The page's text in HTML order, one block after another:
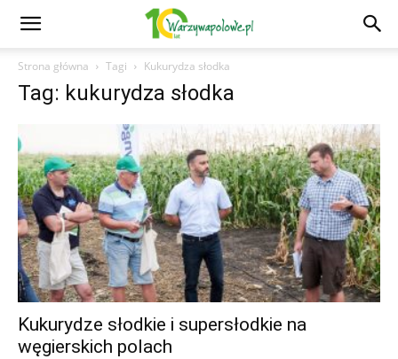
Strona główna Tagi Kukurydza słodka
Tag: kukurydza słodka
Kukurydze słodkie i supersłodkie na
węgierskich polach